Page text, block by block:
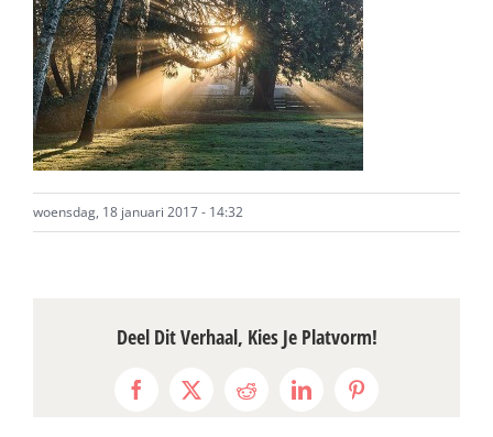
woensdag, 18 januari 2017 - 14:32
Deel Dit Verhaal, Kies Je Platvorm!
Facebook
X RedditLinkedInPinterest